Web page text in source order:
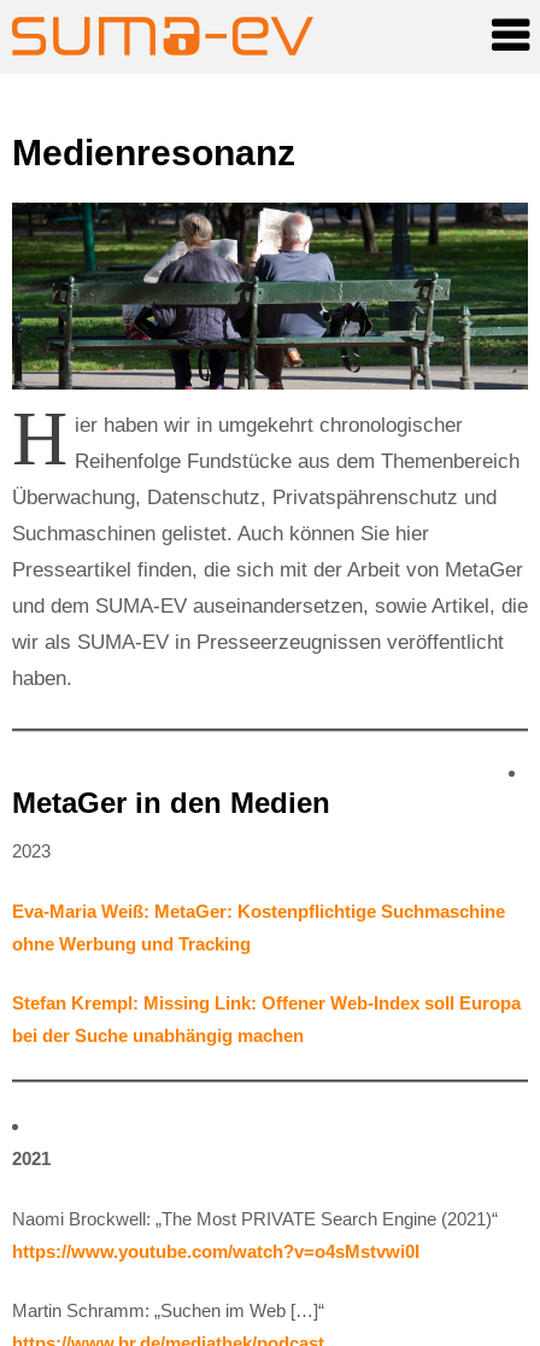
to
Medienresonanz
H ier haben wir in umgekehrt chronologischer
Reihenfolge Fundstücke aus dem Themenbereich
Überwachung, Datenschutz, Privatspährenschutz und
Suchmaschinen gelistet. Auch können Sie hier
Presseartikel finden, die sich mit der Arbeit von MetaGer
und dem SUMA-EV auseinandersetzen, sowie Artikel, die
wir als SUMA-EV in Presseerzeugnissen veröffentlicht
haben.
MetaGer in den Medien
2023
Eva-Maria Weiß: MetaGer: Kostenpflichtige Suchmaschine
ohne Werbung und Tracking
Stefan Krempl: Missing Link: Offener Web-Index soll Europa
bei der Suche unabhängig machen
2021
Naomi Brockwell: „The Most PRIVATE Search Engine (2021)“
https://www.youtube.com/watch?v=o4sMstvwi0I
Martin Schramm: „Suchen im Web […]“